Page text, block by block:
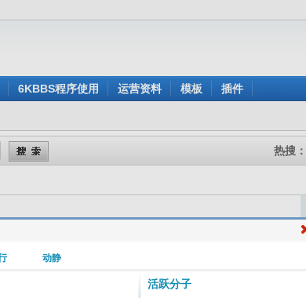
6KBBS程序使用 运营资料 模板 插件
热搜：